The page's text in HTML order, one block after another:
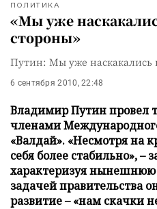
ПОЛИТИКА
«Мы уже
стороны»
Путин: Мы уже наскакались
6 сентября 2010, 22:48
Владимир Путин провел
членами
«Валдай». «Несмотря на
себя более стабильно», –
характеризуя нынешнюю
задачей правительства
развитие – «нам скачки